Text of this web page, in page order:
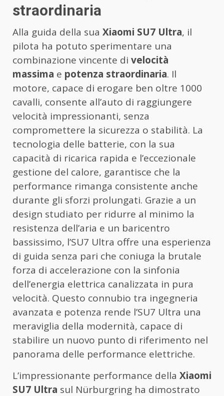
straordinaria
Alla guida della sua Xiaomi SU7 Ultra, il
pilota ha potuto sperimentare una
combinazione vincente di velocità
massima e potenza straordinaria. Il
motore, capace di erogare ben oltre 1000
cavalli, consente all’auto di raggiungere
velocità impressionanti, senza
compromettere la sicurezza o stabilità. La
tecnologia delle batterie, con la sua
capacità di ricarica rapida e l’eccezionale
gestione del calore, garantisce che la
performance rimanga consistente anche
durante gli sforzi prolungati. Grazie a un
design studiato per ridurre al minimo la
resistenza dell’aria e un baricentro
bassissimo, l’SU7 Ultra offre una esperienza
di guida senza pari che coniuga la brutale
forza di accelerazione con la sinfonia
dell’energia elettrica canalizzata in pura
velocità. Questo connubio tra ingegneria
avanzata e potenza rende l’SU7 Ultra una
meraviglia della modernità, capace di
stabilire un nuovo punto di riferimento nel
panorama delle performance elettriche.
L’impressionante performance della Xiaomi
SU7 Ultra sul Nürburgring ha dimostrato